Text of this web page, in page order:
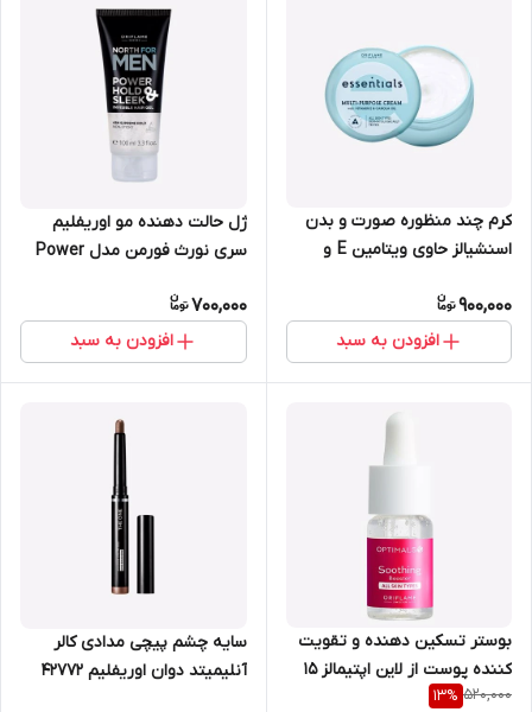
کرم چند منظوره صورت و بدن
اسنشیالز حاوی ویتامین E و
35767
900,000
افزودن به سبد
ژل حالت دهنده مو اوریفلیم
سری نورث فورمن مدل Power
اوریفلیم شماره 34920
700,000
افزودن به سبد
بوستر تسکین دهنده و تقویت
کننده پوست از لاین اپتیمالز 15
میل اوریفلیم
520,000
13%
سایه چشم پیچی مدادی کالر
آنلیمیتد دوان اوریفلیم 42772